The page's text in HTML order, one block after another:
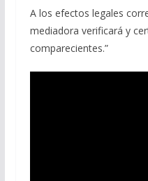
A los efectos legales
mediadora verificará y
comparecientes.”